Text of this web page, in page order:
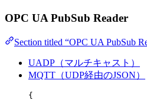
OPC UA PubSub Reader
Section titled “OPC UA PubSub
UADP（マルチキャスト）
MQTT（UDP経由のJSON）
{